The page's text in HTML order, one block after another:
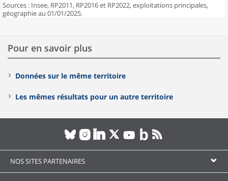
Sources : Insee, RP2011, RP2016 et RP2022, exploitations principales,
géographie au 01/01/2025.
Pour en savoir plus
Données sur le même territoire
Les mêmes résultats pour un autre territoire
NOS SITES PARTENAIRES